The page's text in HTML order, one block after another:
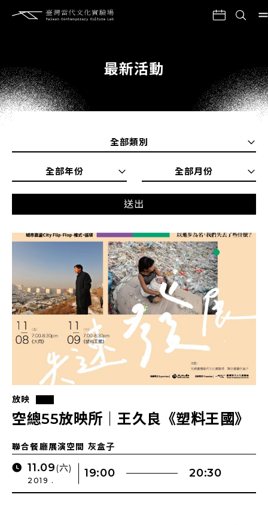
最新活動
全部類別
全部年份 全部月份
送出
放映
空總55放映所｜王久良《塑料王國》
聯合餐廳展演空間 灰盒子
11.09(六)
2019 .
19:00 20:30